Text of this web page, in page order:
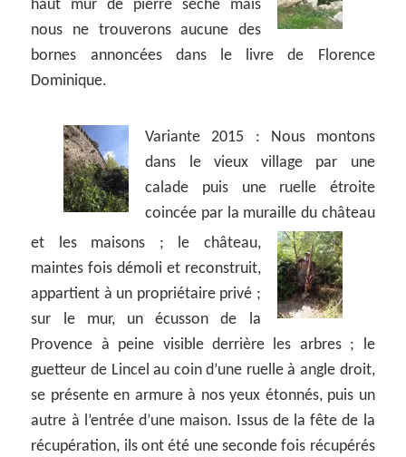
haut mur de pierre sèche mais
nous ne trouverons aucune des
bornes annoncées dans le livre de Florence
Dominique.
Variante 2015 : Nous montons
dans le vieux village par une
calade puis une ruelle étroite
coincée par la muraille du château
et les maisons ; le château,
maintes fois démoli et reconstruit,
appartient à un propriétaire privé ;
sur le mur, un écusson de la
Provence à peine visible derrière les arbres ; le
guetteur de Lincel au coin d’une ruelle à angle droit,
se présente en armure à nos yeux étonnés, puis un
autre à l’entrée d’une maison. Issus de la fête de la
récupération, ils ont été une seconde fois récupérés